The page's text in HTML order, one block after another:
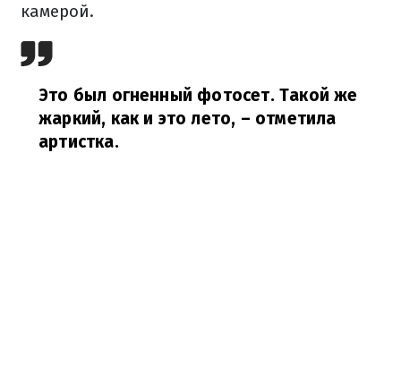
камерой.
Это был огненный фотосет. Такой же
жаркий, как и это лето, – отметила
артистка.